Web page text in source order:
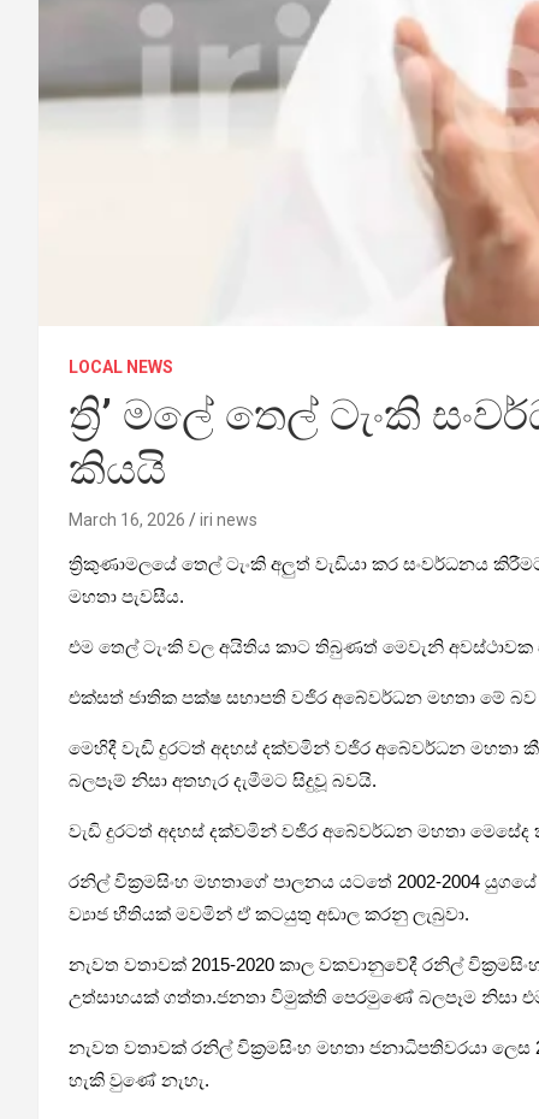
LOCAL NEWS
ත්‍රි’ මලේ තෙල් ටැංකි
කියයි
March 16, 2026 iri news
ත්‍රිකුණාමලයේ තෙල් ටැංකි අලුත් වැඩියා කර සංවර්ධනය
මහතා පැවසීය.
එම තෙල් ටැංකි වල අයිතිය කාට තිබුණත් මෙවැනි
එක්සත් ජාතික පක්ෂ සභාපති වජිර අබේවර්ධන මහතා මේ
මෙහිදී වැඩි දුරටත් අදහස් දක්වමින් වජිර අබේවර්ධන මහතා
බලපෑම් නිසා අතහැර දැමීමට සිදුවූ බවයි.
වැඩි දුරටත් අදහස් දක්වමින් වජිර අබේවර්ධන මහතා මෙසේද
රනිල් වික්‍රමසිංහ මහතාගේ පාලනය යටතේ 2002-2004
ව්‍යාජ භීතියක් මවමින් ඒ කටයුතු අඩාල කරනු ලැබුවා.
නැවත වතාවක් 2015-2020 කාල වකවානුවේදී රනිල්
උත්සාහයක් ගත්තා.ජනතා විමුක්ති පෙරමුණේ බලපෑම නිසා
නැවත වතාවක් රනිල් වික්‍රමසිංහ මහතා ජනාධිපතිවරයා
හැකි වුණේ නැහැ.